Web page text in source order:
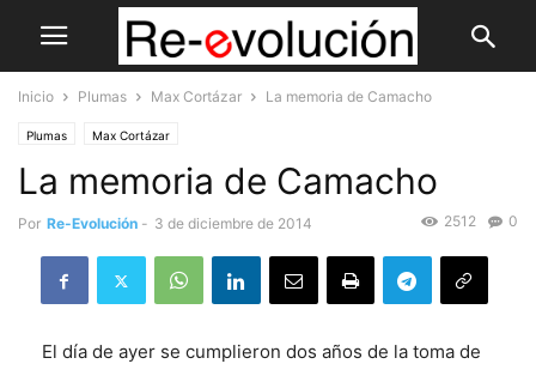
Inicio Plumas Max Cortázar La memoria de Camacho
Plumas Max Cortázar
La memoria de Camacho
Por Re-Evolución - 3 de diciembre de 2014 0
2512
El día de ayer se cumplieron dos años de la toma de